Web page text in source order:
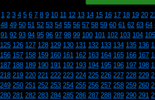
1 2 3 4 5 6 7 8 9 10 11 12 13 14 15 16 17 18 19 20 21
48 49 50 51 52 53 54 55 56 57 58 59 60 61 62 63 64
91 92 93 94 95 96 97 98 99 100 101 102 103 104 105
125 126 127 128 129 130 131 132 133 134 135 136
156 157 158 159 160 161 162 163 164 165 166 167
187 188 189 190 191 192 193 194 195 196 197 198
218 219 220 221 222 223 224 225 226 227 228 229
249 250 251 252 253 254 255 256 257 258 259 260
280 281 282 283 284 285 286 287 288 289 290 291